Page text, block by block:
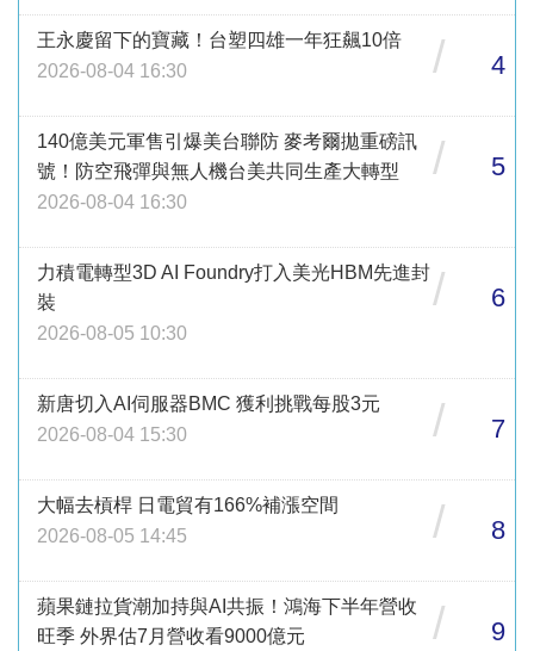
王永慶留下的寶藏！台塑四雄一年狂飆10倍
2026-08-04 16:30
/ 4
140億美元軍售引爆美台聯防 麥考爾拋重磅訊
號！防空飛彈與無人機台美共同生產大轉型
2026-08-04 16:30
/ 5
力積電轉型3D AI Foundry打入美光HBM先進封
裝
2026-08-05 10:30
/ 6
新唐切入AI伺服器BMC 獲利挑戰每股3元
2026-08-04 15:30
/ 7
大幅去槓桿 日電貿有166%補漲空間
2026-08-05 14:45
/ 8
蘋果鏈拉貨潮加持與AI共振！鴻海下半年營收
旺季 外界估7月營收看9000億元
/ 9